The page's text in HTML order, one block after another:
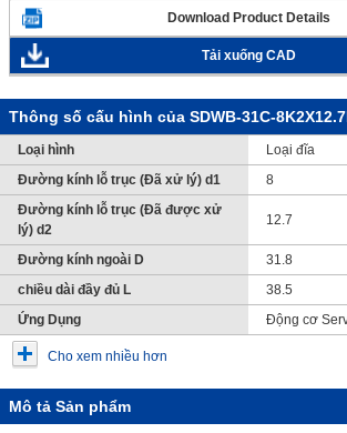
Download Product Details
Tải xuống CAD
Thông số cấu hình của SDWB-31C-
Loại hình
Loại đĩa
Đường kính lỗ trục (Đã xử lý) d1
8
Đường kính lỗ trục (Đã được xử
lý) d2
12.7
Đường kính ngoài D
31.8
chiều dài đầy đủ L
38.5
Ứng Dụng
Động cơ
Cho xem nhiều hơn
Mô tả Sản phẩm